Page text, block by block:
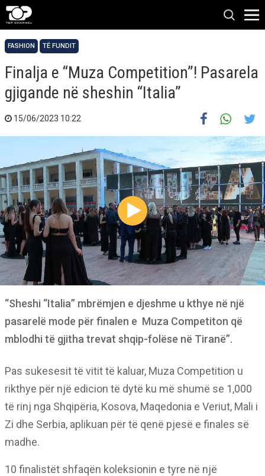
FASHION TË FUNDIT
Finalja e “Muza Competition”! Pasarela
gjigande në sheshin “Italia”
15/06/2023 10:22
“Sheshi “Italia” mbrëmjen e djeshme u kthye në një
pasarelë mode për finalen e Muza Competiton që
mblodhi të gjitha trevat shqip-folëse në Tiranë”.
Pas sukesesit të vitit të kaluar, Muza Competition u
rikthye për një edicion të dytë ku më shumë se 1,000
të rinj nga Shqipëria, Kosova, Maqedonia e Veriut, Mali i
Zi dhe Serbia, aplikuan për të qenë pjesë e finales së
madhe.
10 finalistët shfaqën koleksionin e tyre në një